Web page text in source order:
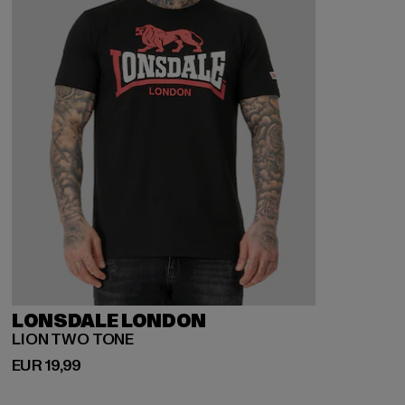
LONSDALE LONDON
LION TWO TONE
EUR 19,99
Derzeitiger Preis: EUR 19,99